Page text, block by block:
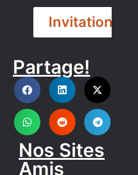
Invitation
DISCORD
Partage!
Nos Sites
Amis